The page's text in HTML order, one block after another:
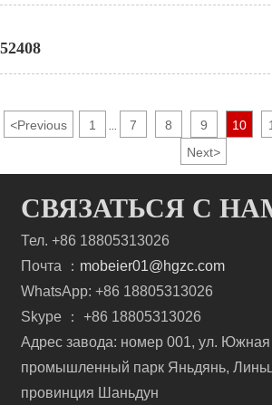
52408
<Previous 1 7 8 9 10
Next>
СВЯЗАТЬСЯ С
Тел. +86 18805313026
Почта ： mobeier01@hgzc.com
WhatsApp: +86 18805313026
Skype ： +86 18805313026
Адрес завода: номер 001, ул. Южная
промышленный парк Яньдянь,
провинция Шаньдун